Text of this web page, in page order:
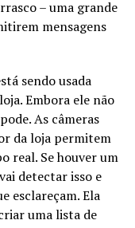
– uma grande
mensagens
sendo usada
Embora ele não
As câmeras
da loja permitem
real. Se houver um
detectar isso e
esclareçam. Ela
uma lista de